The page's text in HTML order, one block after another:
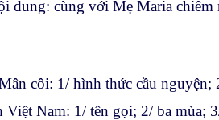
dung: cùng với Mẹ Maria chiêm
côi: 1/ hình thức cầu nguyện;
Việt Nam: 1/ tên gọi; 2/ ba mùa;